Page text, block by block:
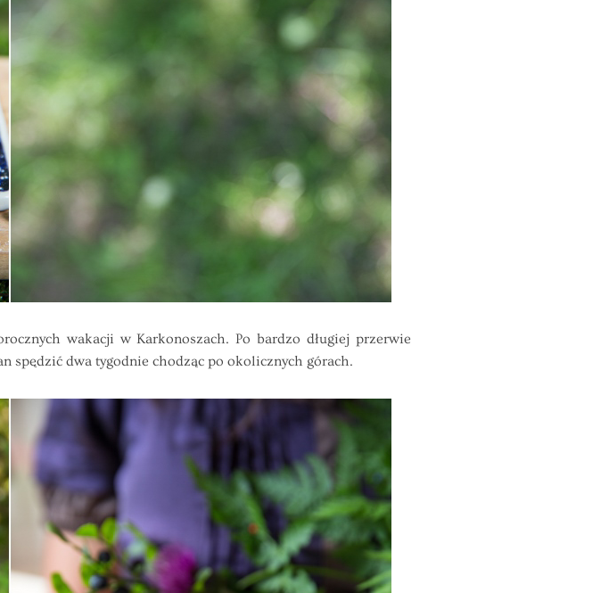
wakacji w Karkonoszach. Po bardzo długiej przerwie
spędzić dwa tygodnie chodząc po okolicznych górach.